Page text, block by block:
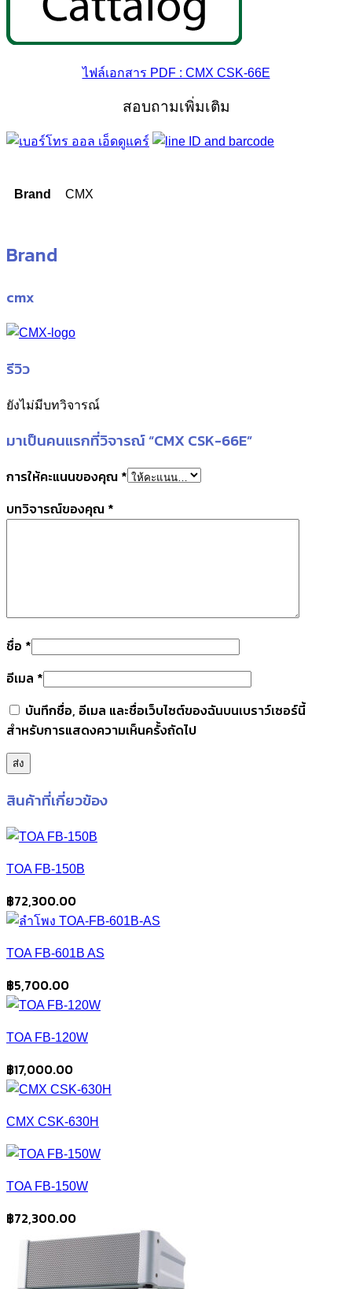
ไฟล์เอกสาร PDF : CMX CSK-66E
สอบถามเพิ่มเติม
Brand CMX
Brand
cmx
รีวิว
ยังไม่มีบทวิจารณ์
มาเป็นคนแรกที่วิจารณ์ “CMX CSK-66E”
การให้คะแนนของคุณ *
บทวิจารณ์ของคุณ *
ชื่อ *
อีเมล *
บันทึกชื่อ, อีเมล และชื่อเว็บไซต์ของฉันบนเบราว์เซอร์นี้
สำหรับการแสดงความเห็นครั้งถัดไป
สินค้าที่เกี่ยวข้อง
TOA FB-150B
฿72,300.00
TOA FB-601B AS
฿5,700.00
TOA FB-120W
฿17,000.00
CMX CSK-630H
TOA FB-150W
฿72,300.00